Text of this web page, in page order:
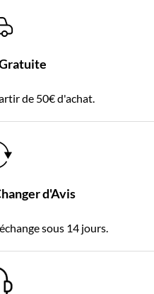
de 50€ d'achat.
d'Avis
sous 14 jours.